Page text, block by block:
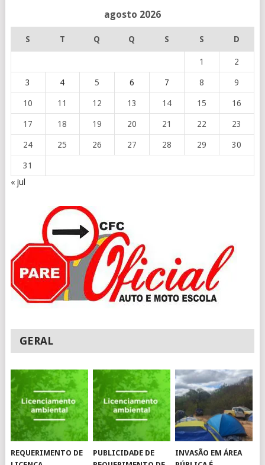
agosto 2026
S T Q Q S S D
1 2
3 4 5 6 7 8 9
10 11 12 13 14 15 16
17 18 19 20 21 22 23
24 25 26 27 28 29 30
31
« jul
GERAL
REQUERIMENTO DE
PUBLICIDADE DE
INVASÃO EM ÁREA